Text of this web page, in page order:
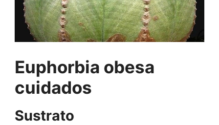
Euphorbia obesa
cuidados
Sustrato